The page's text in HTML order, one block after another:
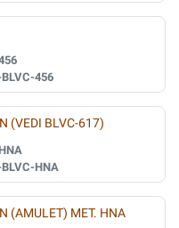
456
(VEDI BLVC-617)
HNA
HNA
(AMULET) MET. HNA